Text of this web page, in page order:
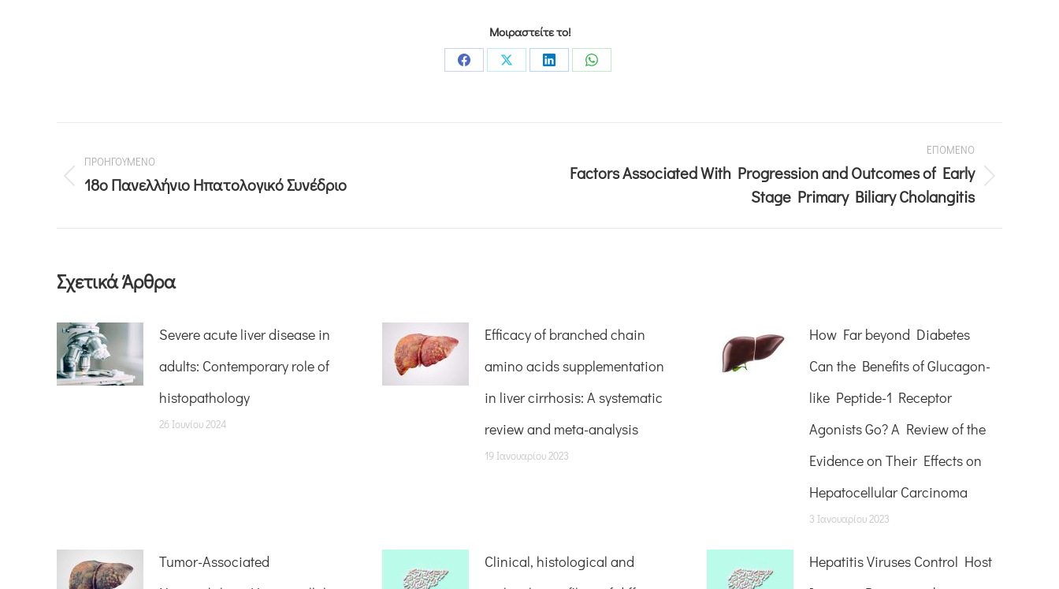
Μοιραστείτε το!
ΠΡΟΗΓΟΥΜΕΝΟ
18ο Πανελλήνιο Ηπατολογικό Συνέδριο
ΕΠΟΜΕΝΟ
Factors Associated With Progression and Outcomes of Early
Stage Primary Biliary Cholangitis
Σχετικά Άρθρα
Severe acute liver disease in
adults: Contemporary role of
histopathology
26 Ιουνίου 2024
Efficacy of branched chain
amino acids supplementation
in liver cirrhosis: A systematic
review and meta-analysis
19 Ιανουαρίου 2023
How Far beyond Diabetes
Can the Benefits of Glucagon-
like Peptide-1 Receptor
Agonists Go? A Review of the
Evidence on Their Effects on
Hepatocellular Carcinoma
3 Ιανουαρίου 2023
Tumor-Associated
Clinical, histological and
Hepatitis Viruses Control Host